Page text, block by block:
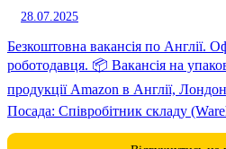
28.07.2025
Безкоштовна вакансія по Англії.
роботодавця. 📦 Вакансія на упаковку-сортування-перевірку
продукції Amazon в Англії,
Посада: Співробітник складу (Warehouse